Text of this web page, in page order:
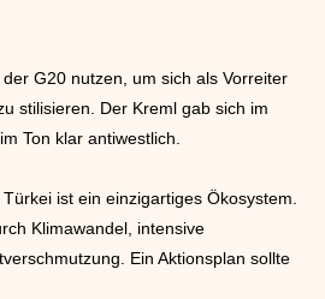
G20 nutzen, um sich als Vorreiter
stilisieren. Der Kreml gab sich im
Ton klar antiwestlich.
ist ein einzigartiges Ökosystem.
Klimawandel, intensive
Ein Aktionsplan sollte